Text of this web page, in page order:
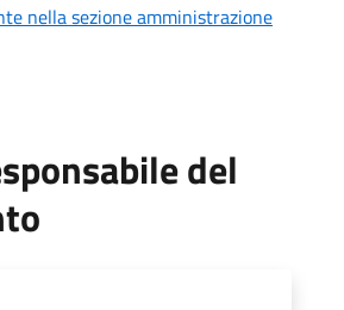
nella sezione amministrazione
del